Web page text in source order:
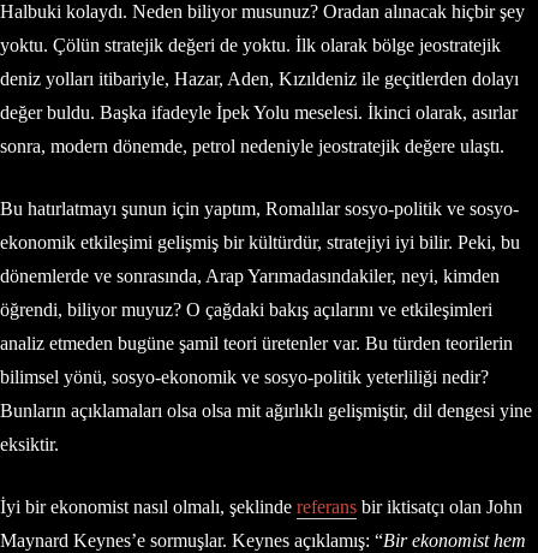
Halbuki kolaydı. Neden biliyor musunuz? Oradan alınacak hiçbir şey
yoktu. Çölün stratejik değeri de yoktu. İlk olarak bölge jeostratejik
deniz yolları itibariyle, Hazar, Aden, Kızıldeniz ile geçitlerden dolayı
değer buldu. Başka ifadeyle İpek Yolu meselesi. İkinci olarak, asırlar
sonra, modern dönemde, petrol nedeniyle jeostratejik değere ulaştı.
Bu hatırlatmayı şunun için yaptım, Romalılar sosyo-politik ve sosyo-
ekonomik etkileşimi gelişmiş bir kültürdür, stratejiyi iyi bilir. Peki, bu
dönemlerde ve sonrasında, Arap Yarımadasındakiler, neyi, kimden
öğrendi, biliyor muyuz? O çağdaki bakış açılarını ve etkileşimleri
analiz etmeden bugüne şamil teori üretenler var. Bu türden teorilerin
bilimsel yönü, sosyo-ekonomik ve sosyo-politik yeterliliği nedir?
Bunların açıklamaları olsa olsa mit ağırlıklı gelişmiştir, dil dengesi yine
eksiktir.
İyi bir ekonomist nasıl olmalı, şeklinde referans bir iktisatçı olan John
Maynard Keynes’e sormuşlar. Keynes açıklamış: “Bir ekonomist hem